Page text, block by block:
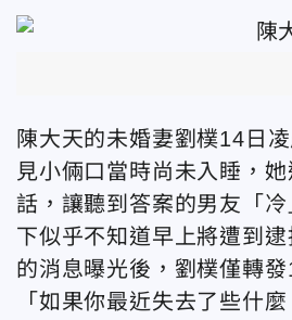
陳大天的未婚妻劉樸14日
見小倆口當時尚未入睡，
話，讓聽到答案的男友「
下似乎不知道早上將遭到
的消息曝光後，劉樸僅轉
「如果你最近失去了些什